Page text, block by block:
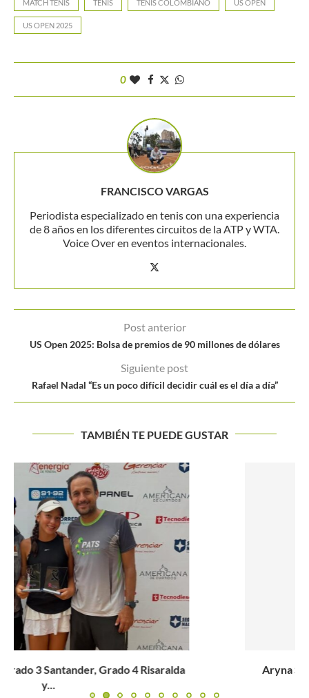
MATCH TENIS TENIS TENIS COLOMBIANO US OPEN
US OPEN 2025
0
FRANCISCO VARGAS
Periodista especializado en tenis con una experiencia
de 8 años en los diferentes circuitos de la ATP y WTA.
Voice Over en eventos internacionales.
Post anterior
US Open 2025: Bolsa de premios de 90 millones de dólares
Siguiente post
Rafael Nadal “Es un poco difícil decidir cuál es el día a día”
TAMBIÉN TE PUEDE GUSTAR
Aryna Sabalenka: “Me gusta la idea de las salas de...